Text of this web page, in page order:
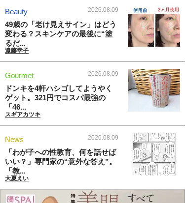
Beauty 2026.08.09
49歳の「老け見えサイン」はどう
変わる？スキンケアの最後に“塗
るだ...
遠藤幸子
Gourmet 2026.08.09
ドンキを4軒ハシゴしてようやく
ゲット。321円でコスパ最強の
「46...
スギアカツキ
News 2026.08.09
「わが子への性教育、何を話せば
いい？」専門家の“意外な答え”。
「教...
大夏えい